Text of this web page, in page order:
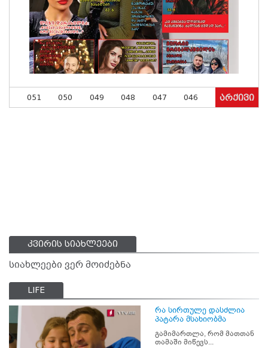
051 050 049 048 047 046 არქივი
კვირის სიახლეები
სიახლეები ვერ მოიძებნა
LIFE
რა სირთულე დასძლია
პატარა მსახიობმა
გამიმართლა, რომ მათთან
თამაში მიწევს...